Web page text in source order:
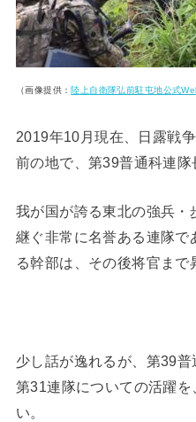
（画像提供：陸上自衛隊弘前駐屯地公式
2019年10月現在、日露戦
前の地で、第39普通科連隊
我が国が誇る東北の強兵・
継ぐ非常に名誉ある連隊
る幹部は、その後将官まで
少し話が逸れるが、第39
第31連隊についての活躍
い。